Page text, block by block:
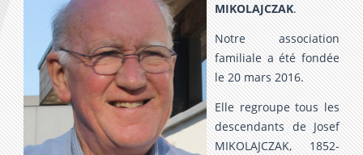
MIKOLAJCZAK.
Notre association
familiale a été fondée
le 20 mars 2016.
Elle regroupe tous les
descendants de Josef
MIKOLAJCZAK, 1852-